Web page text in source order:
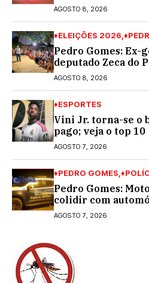
AGOSTO 8, 2026
♦ELEIÇÕES 2026
Pedro Gomes: Ex-
deputado Zeca do
partido na cidade;
AGOSTO 8, 2026
♦ESPORTES
Vini Jr. torna-se o
pago; veja o top 10
AGOSTO 7, 2026
♦PEDRO GOMES
Pedro Gomes:
colidir com
Araújo; ele não
AGOSTO 7, 2026